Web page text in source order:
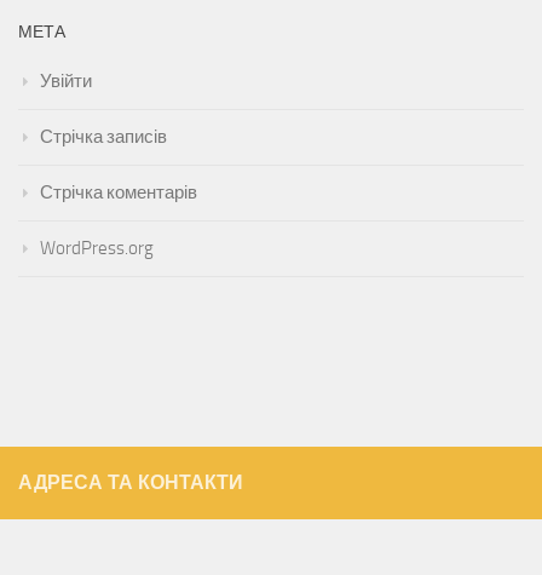
МЕТА
Увійти
Стрічка записів
Стрічка коментарів
WordPress.org
АДРЕСА ТА КОНТАКТИ